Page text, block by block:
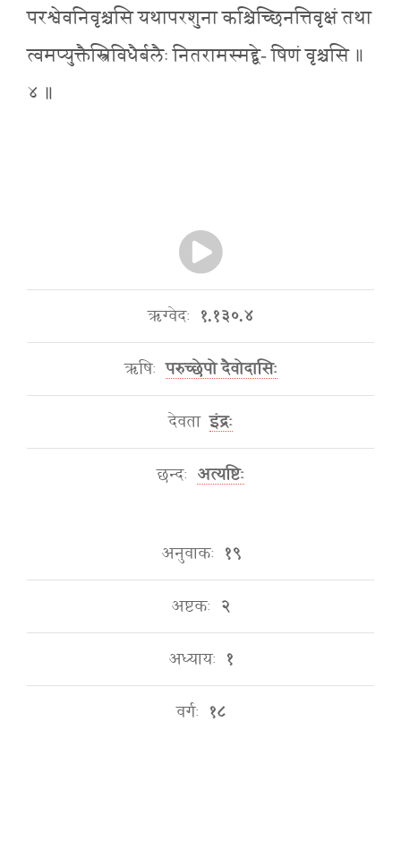
परश्वेवनिवृश्चसि यथापरशुना कश्चिच्छिनत्तिवृक्षं तथा
त्वमप्युक्तैस्त्रिविधैर्बलैः नितरामस्मद्द्वे- षिणं वृश्चसि ॥
४ ॥
ऋग्वेदः १.१३०.४
ऋषिः परुच्छेपो दैवोदासिः
देवता इंद्रः
छन्दः अत्यष्टिः
अनुवाकः १९
अष्टकः २
अध्यायः १
वर्गः १८